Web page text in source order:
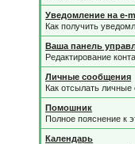
Уведомление на е-
Как получить
Ваша панель
Редактирование
Личные сообщения
Как отсылать
Помошник
Полное пояснение к
Календарь